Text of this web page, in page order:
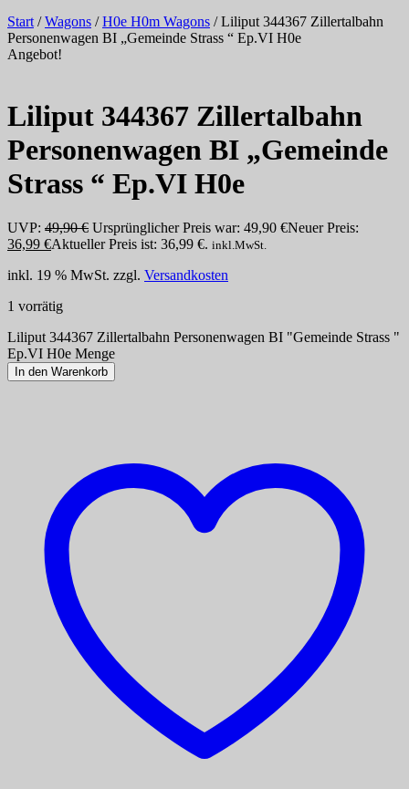
Start/Wagons /H0e H0m Wagons / Liliput 344367 Zillertalbahn
Personenwagen BI „Gemeinde Strass “ Ep.VI H0e
Angebot!
Liliput 344367 Zillertalbahn
Personenwagen BI „Gemeinde
Strass “ Ep.VI H0e
UVP: 49,90€ Ursprünglicher Preis war: 49,90 €Neuer Preis:
36,99 €Aktueller Preis ist: 36,99 €. inkl.MwSt.
inkl. 19 % MwSt. zzgl. Versandkosten
1 vorrätig
Liliput 344367 Zillertalbahn Personenwagen BI "Gemeinde Strass "
Ep.VI H0e Menge
In den Warenkorb